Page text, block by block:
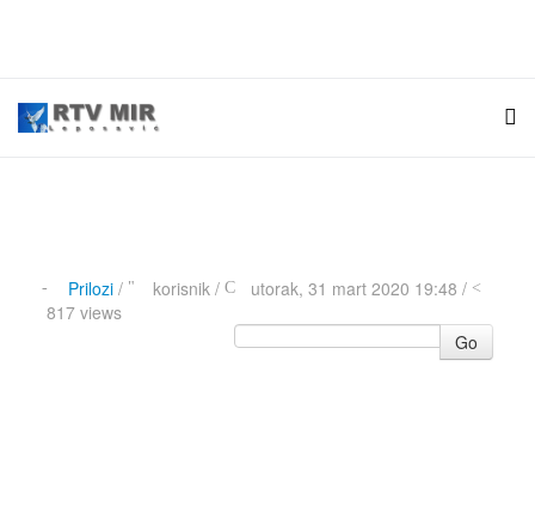
Prilozi/ korisnik /
utorak, 31 mart 2020 19:48 /
817 views
Go